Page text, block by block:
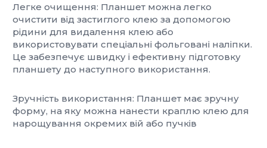
Легке очищення: Планшет можна легко
очистити від застиглого клею за допомогою
рідини для видалення клею або
використовувати спеціальні фольговані наліпки.
Це забезпечує швидку і ефективну підготовку
планшету до наступного використання.
Зручність використання: Планшет має зручну
форму, на яку можна нанести краплю клею для
нарощування окремих вій або пучків